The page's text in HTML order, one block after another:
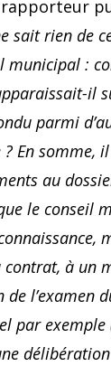
sait rien de
municipal :
il
parmi
En somme,
au
le conseil
à un
de l’examen
par